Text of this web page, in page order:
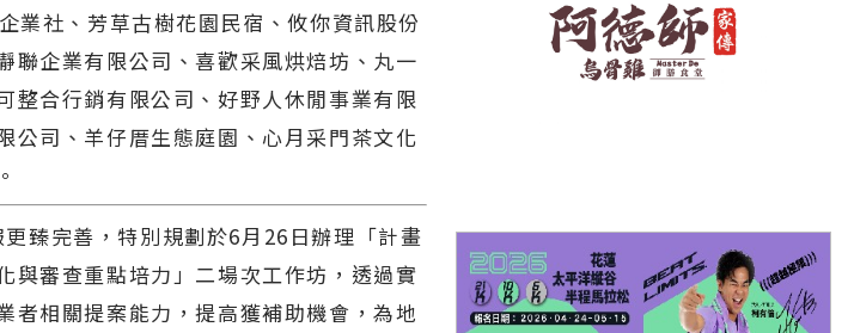
業社、芳草古樹花園民宿、攸你資訊股份
聯企業有限公司、喜歡采風烘焙坊、丸一
整合行銷有限公司、好野人休閒事業有限
公司、羊仔厝生態庭園、心月采門茶文化
臻完善，特別規劃於6月26日辦理「計畫
與審查重點培力」二場次工作坊，透過實
者相關提案能力，提高獲補助機會，為地